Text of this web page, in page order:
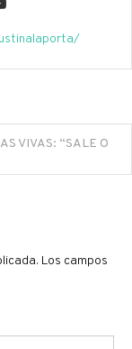
VIVAS: “SALE O
Los campos